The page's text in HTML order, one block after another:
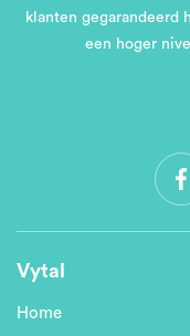
klanten gegarandeerd
een hoger
Vytal
Home